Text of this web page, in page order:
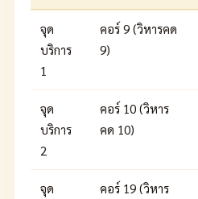
จุด
บริการ
1
คอร์ 9 (วิหารคด
9)
จุด
บริการ
2
คอร์ 10 (วิหาร
คด 10)
จุด คอร์ 19 (วิหาร